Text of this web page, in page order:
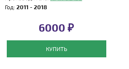
Год: 2011 - 2018
6000 ₽
КУПИТЬ